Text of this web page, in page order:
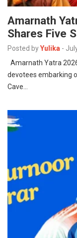
Amarnath
Shares Five
Posted byYulika -
Amarnath Yatra
devotees embarking
Cave…